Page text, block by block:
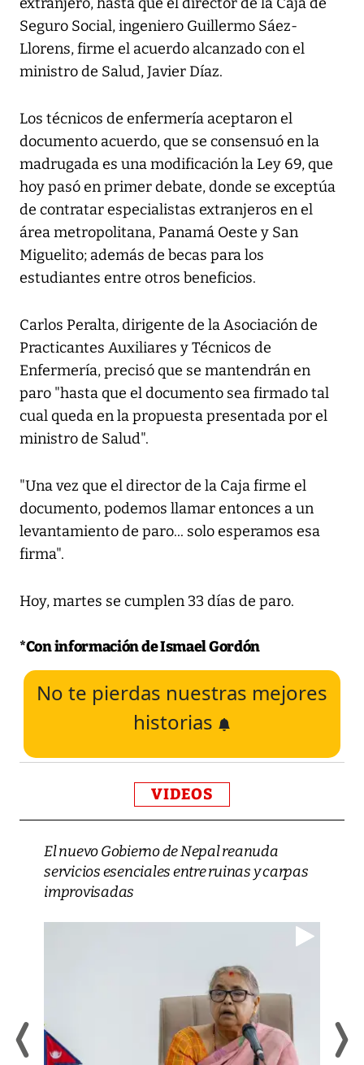
extranjero, hasta que el director de la Caja de
Seguro Social, ingeniero Guillermo Sáez-
Llorens, firme el acuerdo alcanzado con el
ministro de Salud, Javier Díaz.
Los técnicos de enfermería aceptaron el
documento acuerdo, que se consensuó en la
madrugada es una modificación la Ley 69, que
hoy pasó en primer debate, donde se exceptúa
de contratar especialistas extranjeros en el
área metropolitana, Panamá Oeste y San
Miguelito; además de becas para los
estudiantes entre otros beneficios.
Carlos Peralta, dirigente de la Asociación de
Practicantes Auxiliares y Técnicos de
Enfermería, precisó que se mantendrán en
paro "hasta que el documento sea firmado tal
cual queda en la propuesta presentada por el
ministro de Salud".
"Una vez que el director de la Caja firme el
documento, podemos llamar entonces a un
levantamiento de paro... solo esperamos esa
firma".
Hoy, martes se cumplen 33 días de paro.
*Con información de Ismael Gordón
No te pierdas nuestras mejores
historias
VIDEOS
El nuevo Gobierno de Nepal reanuda
servicios esenciales entre ruinas y carpas
improvisadas